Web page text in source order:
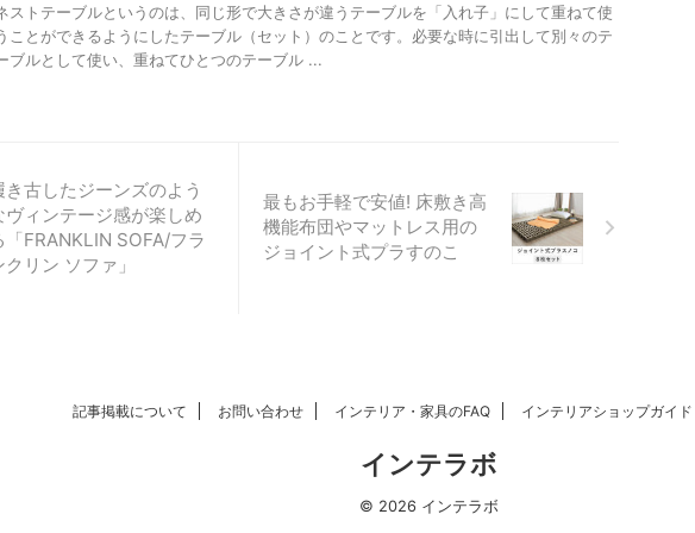
ストテーブルというのは、同じ形で大きさが違うテーブルを「入れ子」にして重ねて使
ことができるようにしたテーブル（セット）のことです。必要な時に引出して別々のテ
ブルとして使い、重ねてひとつのテーブル ...
き古したジーンズのよう
ヴィンテージ感が楽しめ
「FRANKLIN SOFA/フラ
クリン ソファ」
最もお手軽で安値! 床敷き高
機能布団やマットレス用の
ジョイント式プラすのこ
記事掲載について お問い合わせ インテリア・家具のFAQ インテリアショップガイド
インテラボ
© 2026 インテラボ